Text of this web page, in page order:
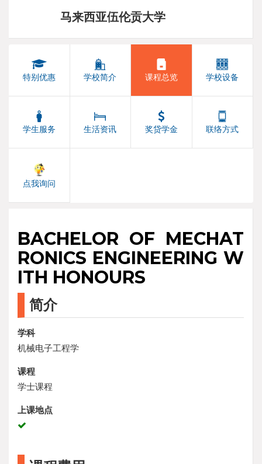
马来西亚伍伦贡大学
特别优惠 学校简介 课程总览 学校设备
学生服务 生活资讯 奖贷学金 联络方式
点我询问
BACHELOR OF MECHAT
RONICS ENGINEERING W
ITH HONOURS
简介
学科
机械电子工程学
课程
学士课程
上课地点